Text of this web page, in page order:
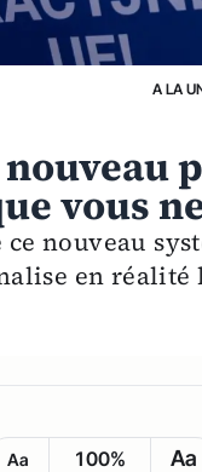
A LA
vous
nouveau
en réalité
Aa 100% Aa